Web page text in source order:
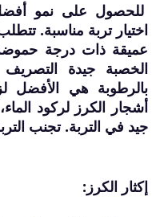
للحصول على نمو أفضل
اختيار تربة مناسبة.
الخصبة جيدة
بالرطوبة هي الأفضل
أشجار الكرز لركود
جيد في التربة. تجنب
إكثار الكرز: